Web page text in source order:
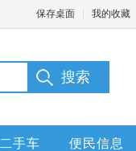
保存桌面 我的收藏
二手车 便民信息